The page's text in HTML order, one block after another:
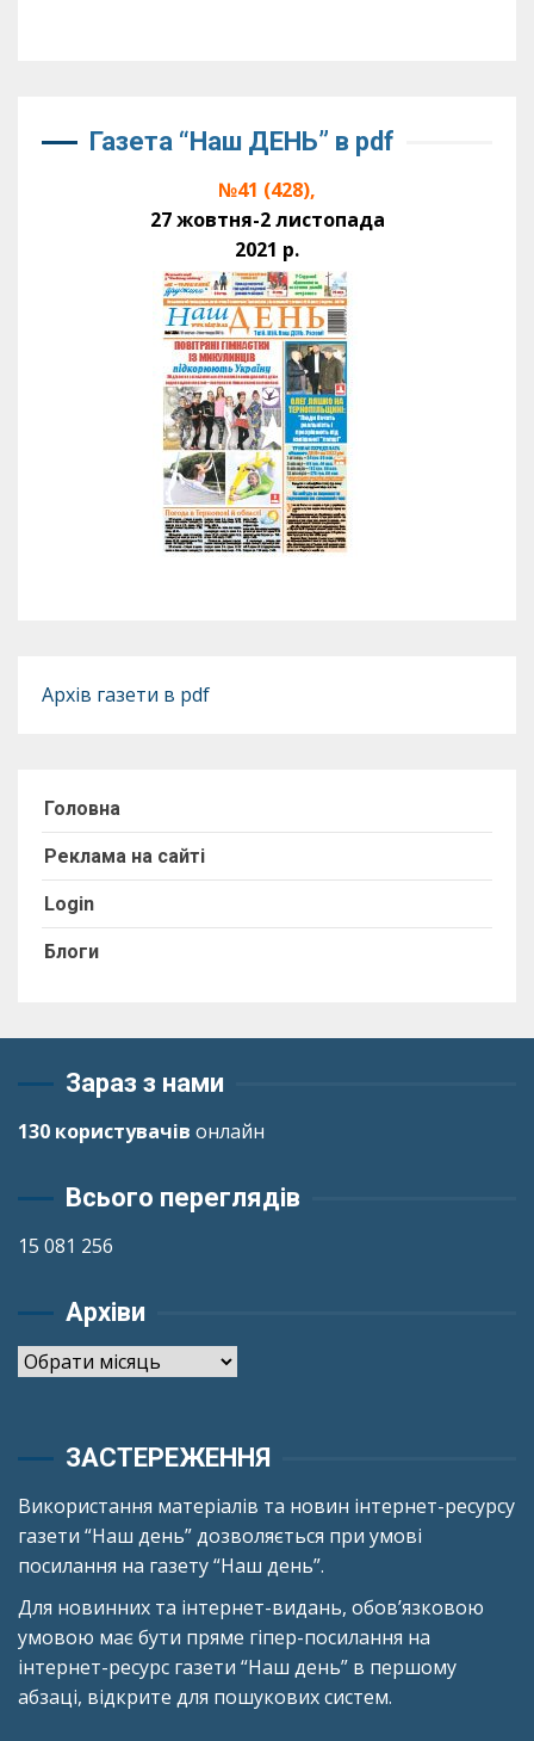
Газета “Наш ДЕНЬ” в pdf
№41 (428),
27 жовтня-2 листопада
2021 р.
Архів газети в pdf
Головна
Реклама на сайті
Login
Блоги
Зараз з нами
130 користувачів онлайн
Всього переглядів
15 081 256
Архіви
Архіви
ЗАСТЕРЕЖЕННЯ
Використання матеріалів та новин інтернет-ресурсу
газети “Наш день” дозволяється при умові
посилання на газету “Наш день”.
Для новинних та інтернет-видань, обов’язковою
умовою має бути пряме гіпер-посилання на
інтернет-ресурс газети “Наш день” в першому
абзаці, відкрите для пошукових систем.